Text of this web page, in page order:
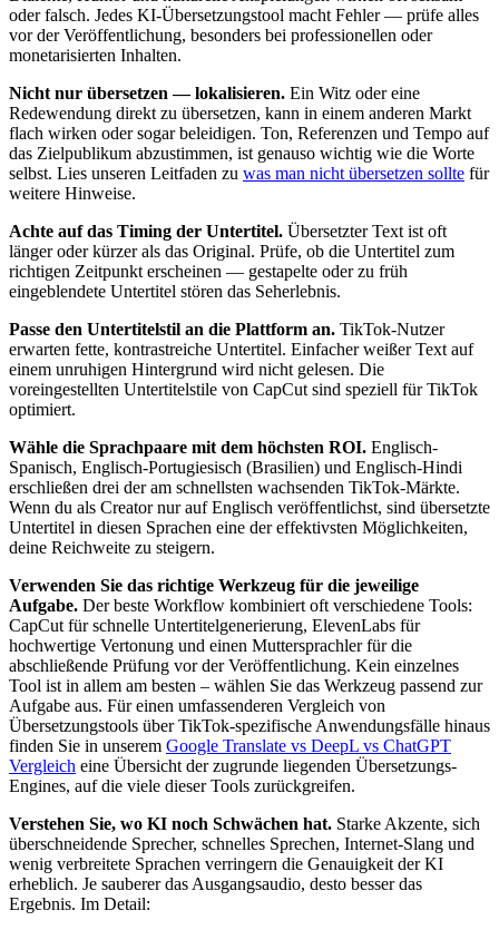
oder falsch. Jedes KI-Übersetzungstool macht Fehler — prüfe alles
vor der Veröffentlichung, besonders bei professionellen oder
monetarisierten Inhalten.
Nicht nur übersetzen — lokalisieren. Ein Witz oder eine
Redewendung direkt zu übersetzen, kann in einem anderen Markt
flach wirken oder sogar beleidigen. Ton, Referenzen und Tempo auf
das Zielpublikum abzustimmen, ist genauso wichtig wie die Worte
selbst. Lies unseren Leitfaden zu was man nicht übersetzen sollte für
weitere Hinweise.
Achte auf das Timing der Untertitel. Übersetzter Text ist oft
länger oder kürzer als das Original. Prüfe, ob die Untertitel zum
richtigen Zeitpunkt erscheinen — gestapelte oder zu früh
eingeblendete Untertitel stören das Seherlebnis.
Passe den Untertitelstil an die Plattform an. TikTok-Nutzer
erwarten fette, kontrastreiche Untertitel. Einfacher weißer Text auf
einem unruhigen Hintergrund wird nicht gelesen. Die
voreingestellten Untertitelstile von CapCut sind speziell für TikTok
optimiert.
Wähle die Sprachpaare mit dem höchsten ROI. Englisch-
Spanisch, Englisch-Portugiesisch (Brasilien) und Englisch-Hindi
erschließen drei der am schnellsten wachsenden TikTok-Märkte.
Wenn du als Creator nur auf Englisch veröffentlichst, sind übersetzte
Untertitel in diesen Sprachen eine der effektivsten Möglichkeiten,
deine Reichweite zu steigern.
Verwenden Sie das richtige Werkzeug für die jeweilige
Aufgabe. Der beste Workflow kombiniert oft verschiedene Tools:
CapCut für schnelle Untertitelgenerierung, ElevenLabs für
hochwertige Vertonung und einen Muttersprachler für die
abschließende Prüfung vor der Veröffentlichung. Kein einzelnes
Tool ist in allem am besten – wählen Sie das Werkzeug passend zur
Aufgabe aus. Für einen umfassenderen Vergleich von
Übersetzungstools über TikTok-spezifische Anwendungsfälle hinaus
finden Sie in unserem Google Translate vs DeepL vs ChatGPT
Vergleich eine Übersicht der zugrunde liegenden Übersetzungs-
Engines, auf die viele dieser Tools zurückgreifen.
Verstehen Sie, wo KI noch Schwächen hat. Starke Akzente, sich
überschneidende Sprecher, schnelles Sprechen, Internet-Slang und
wenig verbreitete Sprachen verringern die Genauigkeit der KI
erheblich. Je sauberer das Ausgangsaudio, desto besser das
Ergebnis. Im Detail: